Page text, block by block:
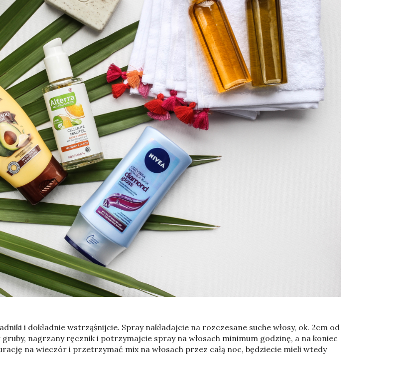
i dokładnie wstrząśnijcie. Spray nakładajcie na rozczesane suche włosy, ok. 2cm od
nagrzany ręcznik i potrzymajcie spray na włosach minimum godzinę, a na koniec
na wieczór i przetrzymać mix na włosach przez całą noc, będziecie mieli wtedy